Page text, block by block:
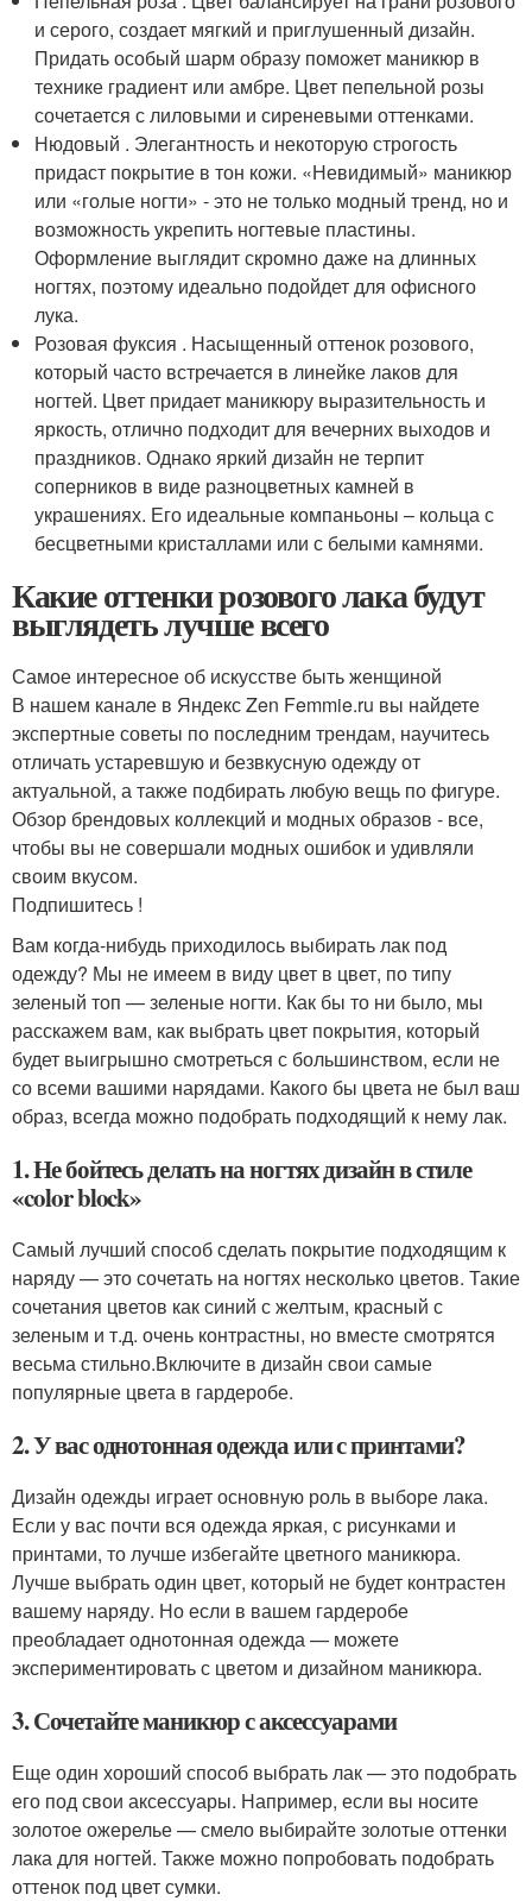
и серого, создает мягкий и приглушенный дизайн.
Придать особый шарм образу поможет маникюр в
технике градиент или амбре. Цвет пепельной розы
сочетается с лиловыми и сиреневыми оттенками.
Нюдовый . Элегантность и некоторую строгость
придаст покрытие в тон кожи. «Невидимый» маникюр
или «голые ногти» - это не только модный тренд, но и
возможность укрепить ногтевые пластины.
Оформление выглядит скромно даже на длинных
ногтях, поэтому идеально подойдет для офисного
лука.
Розовая фуксия . Насыщенный оттенок розового,
который часто встречается в линейке лаков для
ногтей. Цвет придает маникюру выразительность и
яркость, отлично подходит для вечерних выходов и
праздников. Однако яркий дизайн не терпит
соперников в виде разноцветных камней в
украшениях. Его идеальные компаньоны – кольца с
бесцветными кристаллами или с белыми камнями.
Какие оттенки розового лака будут
выглядеть лучше всего
Самое интересное об искусстве быть женщиной
В нашем канале в Яндекс Zen Femmie.ru вы найдете
экспертные советы по последним трендам, научитесь
отличать устаревшую и безвкусную одежду от
актуальной, а также подбирать любую вещь по фигуре.
Обзор брендовых коллекций и модных образов - все,
чтобы вы не совершали модных ошибок и удивляли
своим вкусом.
Подпишитесь !
Вам когда-нибудь приходилось выбирать лак под
одежду? Мы не имеем в виду цвет в цвет, по типу
зеленый топ — зеленые ногти. Как бы то ни было, мы
расскажем вам, как выбрать цвет покрытия, который
будет выигрышно смотреться с большинством, если не
со всеми вашими нарядами. Какого бы цвета не был ваш
образ, всегда можно подобрать подходящий к нему лак.
1. Не бойтесь делать на ногтях дизайн в стиле
«color block»
Самый лучший способ сделать покрытие подходящим к
наряду — это сочетать на ногтях несколько цветов. Такие
сочетания цветов как синий с желтым, красный с
зеленым и т.д. очень контрастны, но вместе смотрятся
весьма стильно.Включите в дизайн свои самые
популярные цвета в гардеробе.
2. У вас однотонная одежда или с принтами?
Дизайн одежды играет основную роль в выборе лака.
Если у вас почти вся одежда яркая, с рисунками и
принтами, то лучше избегайте цветного маникюра.
Лучше выбрать один цвет, который не будет контрастен
вашему наряду. Но если в вашем гардеробе
преобладает однотонная одежда — можете
экспериментировать с цветом и дизайном маникюра.
3. Сочетайте маникюр с аксессуарами
Еще один хороший способ выбрать лак — это подобрать
его под свои аксессуары. Например, если вы носите
золотое ожерелье — смело выбирайте золотые оттенки
лака для ногтей. Также можно попробовать подобрать
оттенок под цвет сумки.